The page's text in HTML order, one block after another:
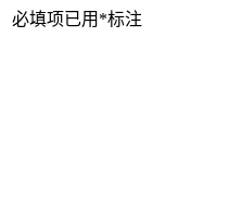
必填项已用 *标注